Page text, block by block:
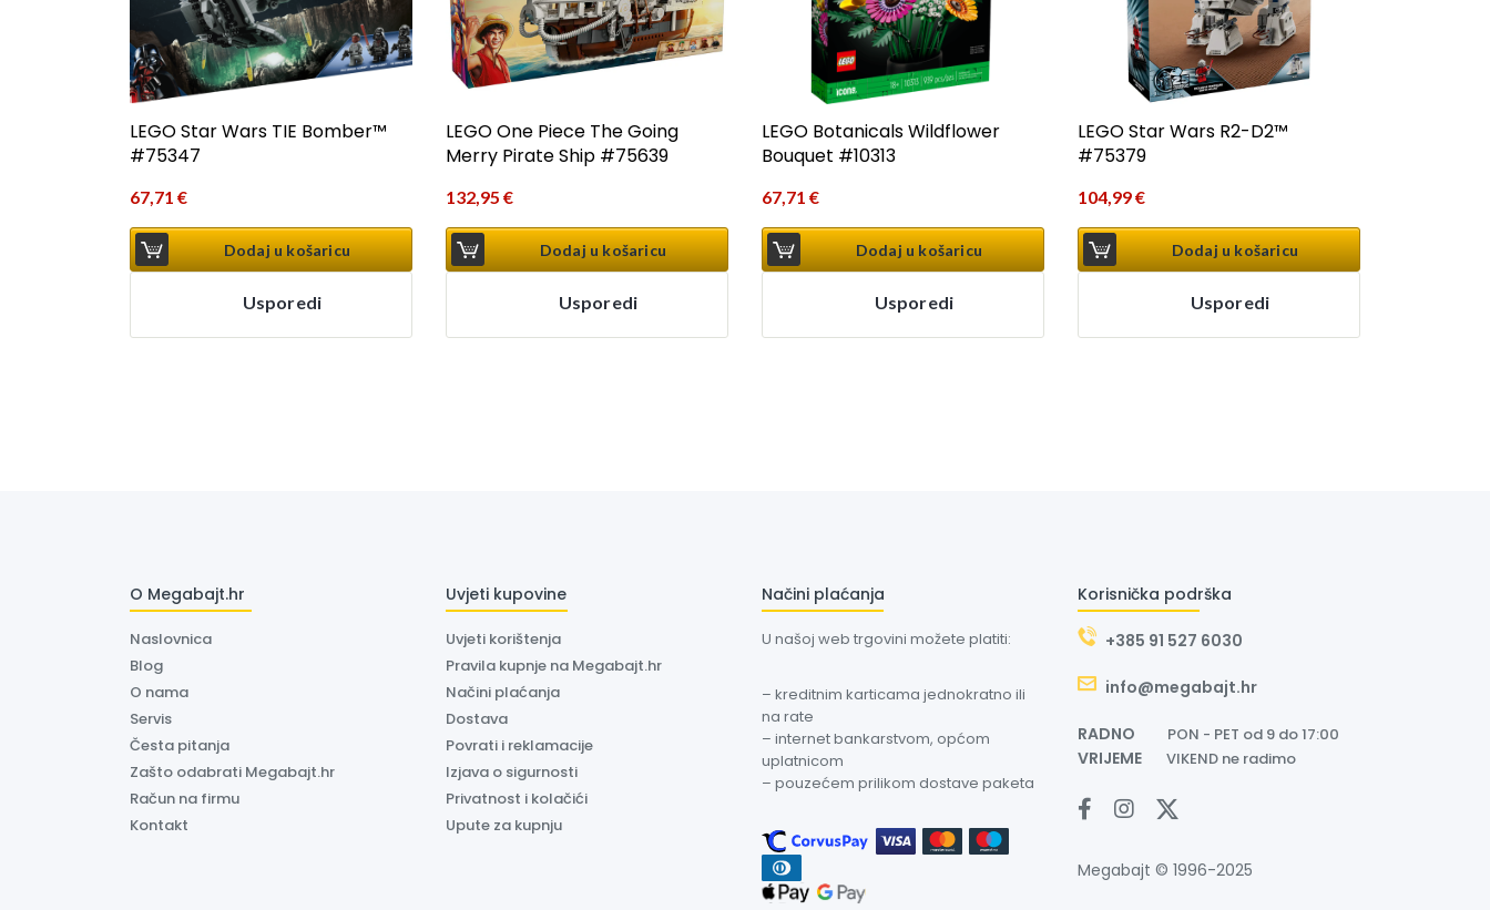
LEGO Star Wars TIE Bomber™
#75347
67,71 €
Dodaj u košaricu
Usporedi
LEGO One Piece The Going
Merry Pirate Ship #75639
132,95 €
Dodaj u košaricu
Usporedi
LEGO Botanicals Wildflower
Bouquet #10313
67,71 €
Dodaj u košaricu
Usporedi
LEGO Star Wars R2-D2™
#75379
104,99€
Dodaj u košaricu
Usporedi
O Megabajt.hr
Naslovnica
Blog
O nama
Servis
Česta pitanja
Zašto odabrati Megabajt.hr
Račun na firmu
Kontakt
Uvjeti kupovine
Uvjeti korištenja
Pravila kupnje na Megabajt.hr
Načini plaćanja
Dostava
Povrati i reklamacije
Izjava o sigurnosti
Privatnost i kolačići
Upute za kupnju
Načini plaćanja
U našoj web trgovini možete platiti:
– kreditnim karticama jednokratno ili
na rate
– internet bankarstvom, općom
uplatnicom
– pouzećem prilikom dostave paketa
Korisnička podrška
+385 91 527 6030
info@megabajt.hr
RADNO PON - PET od 9 do 17:00
VRIJEME VIKEND ne radimo
Megabajt © 1996-2025